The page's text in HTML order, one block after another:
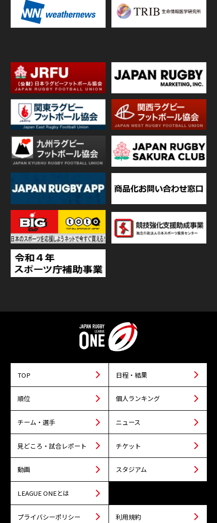
TOP 日程・結果
順位 個人ランキング
チーム・選手 ニュース
見どころ・試合レポート チケット
動画 スタジアム
LEAGUE ONEとは
プライバシーポリシー 利用規約